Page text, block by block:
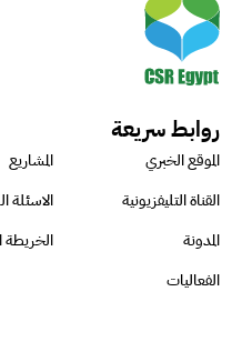
روابط سريعة
الموقع الخبري
المشاريع
القناة التليفزيونية
الاسئلة
المدونة
الخريطة
الفعاليات